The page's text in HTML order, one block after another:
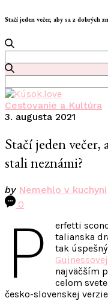
Stačí jeden večer, aby sa z dobrých
for:
for:
Cestovanie a Kultúra
3. augusta 2021
Stačí jeden večer,
stali neznámi?
by Nemehlo v kuchyni
0
P erfetti
talianska
tak
najväčším
celom
česko-slovenskej verzie